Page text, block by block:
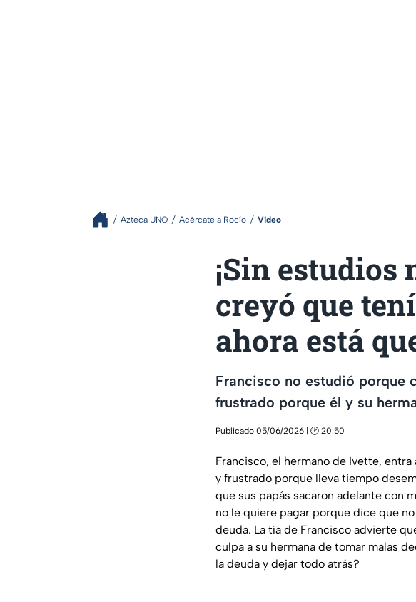
Azteca UNO Acércate a Rocío Video
¡Sin
creyó que
ahora está
Francisco no estudió porque
frustrado porque él y su
Publicado 05/06/2026 | 🕑 20:50
Francisco, el hermano de Ivette,
y frustrado porque lleva tiempo
que sus papás sacaron adelante con
no le quiere pagar porque dice que
deuda. La tía de Francisco advierte
culpa a su hermana de tomar malas
la deuda y dejar todo atrás?